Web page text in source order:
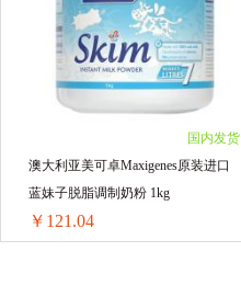
2罐装 ￥153.4(￥76.7/单罐)
3罐装 ￥230.1(￥76.7/单罐)
4罐装 ￥306.8(￥76.7/单罐)
5罐装 ￥383.5(￥76.7/单罐)
国内发货
澳大利亚美可卓Maxigenes原装进口
蓝妹子脱脂调制奶粉 1kg
￥121.04